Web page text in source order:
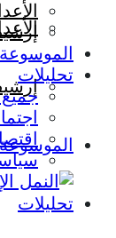
الموسوعة
تحليلات
الموسوعة
تحليلات
جميع